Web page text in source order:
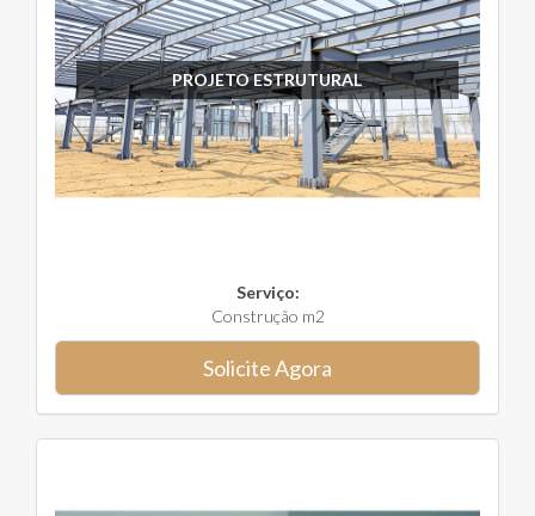
PROJETO ESTRUTURAL
Serviço:
Construção m2
Solicite Agora